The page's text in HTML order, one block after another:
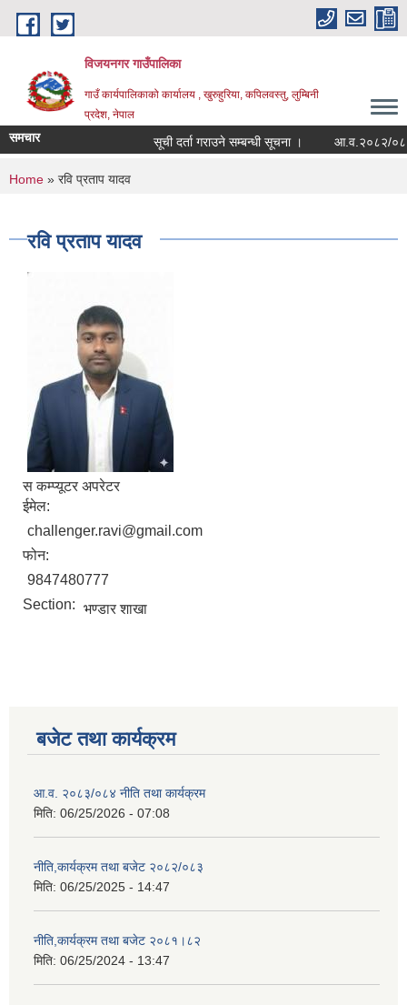
Skip to main content
विजयनगर गाउँपालिका
गाउँ कार्यपालिकाको कार्यालय , खुरुहुरिया, कपिलवस्तु, लुम्बिनी
प्रदेश, नेपाल
समचार सूची दर्ता गराउने सम्बन्धी सूचना । आ.व.२०८२/
You are here
Home » रवि प्रताप यादव
रवि प्रताप यादव
स कम्प्यूटर अपरेटर
ईमेल:
challenger.ravi@gmail.com
फोन:
9847480777
Section: भण्डार शाखा
बजेट तथा कार्यक्रम
आ.व. २०८३/०८४ नीति तथा कार्यक्रम
मिति: 06/25/2026 - 07:08
नीति,कार्यक्रम तथा बजेट २०८२/०८३
मिति: 06/25/2025 - 14:47
नीति,कार्यक्रम तथा बजेट २०८१।८२
मिति: 06/25/2024 - 13:47